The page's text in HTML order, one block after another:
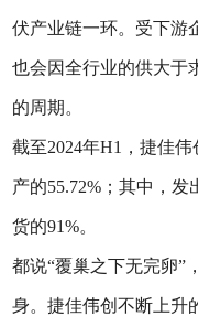
伏产业链一环。受下游
也会因全行业的供大于
的周期。
截至2024年H1，捷佳
产的55.72%；其中，
货的91%。
都说“覆巢之下无完卵”
身。捷佳伟创不断上升